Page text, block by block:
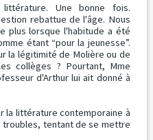
Une bonne fois.
rebattue de l'âge. Nous
plus lorsque l'habitude a été
étant “pour la jeunesse”.
la légitimité de Molière ou de
collèges ? Pourtant, Mme
d'Arthur lui ait donné à
la littérature contemporaine à
troubles, tentant de se mettre